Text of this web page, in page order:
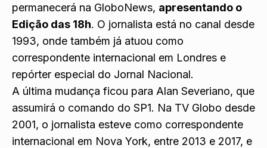
permanecerá na GloboNews, apresentando o
Edição das 18h. O jornalista está no canal desde
1993, onde também já atuou como
correspondente internacional em Londres e
repórter especial do Jornal Nacional.
A última mudança ficou para Alan Severiano, que
assumirá o comando do SP1. Na TV Globo desde
2001, o jornalista esteve como correspondente
internacional em Nova York, entre 2013 e 2017, e